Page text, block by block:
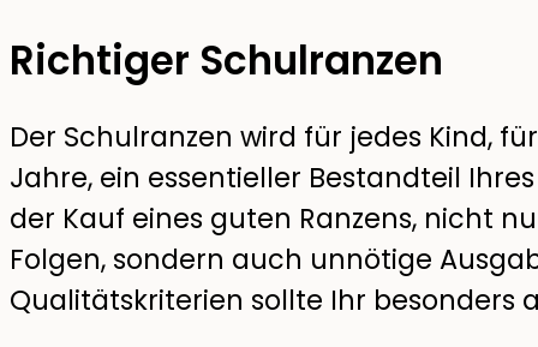
Richtiger Schulranzen
Der Schulranzen wird für jedes Kind,
Jahre, ein essentieller Bestandteil
der Kauf eines guten Ranzens, nicht
Folgen, sondern auch unnötige
Qualitätskriterien sollte Ihr besonders